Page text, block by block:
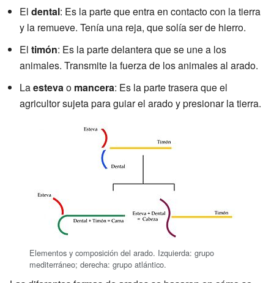
El dental: Es la parte que entra en contacto con la tierra
y la remueve. Tenía una reja, que solía ser de hierro.
El timón: Es la parte delantera que se une a los
animales. Transmite la fuerza de los animales al arado.
Laestevao mancera: Es la parte trasera que el
agricultor sujeta para guiar el arado y presionar la tierra.
Elementos y composición del arado. Izquierda: grupo
mediterráneo; derecha: grupo atlántico.